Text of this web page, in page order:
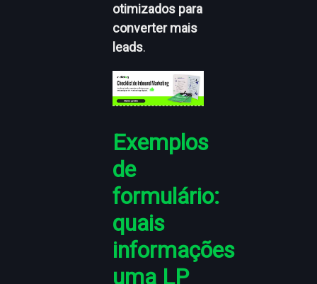
otimizados para
converter mais
leads.
Exemplos
de
formulário:
quais
informações
uma LP